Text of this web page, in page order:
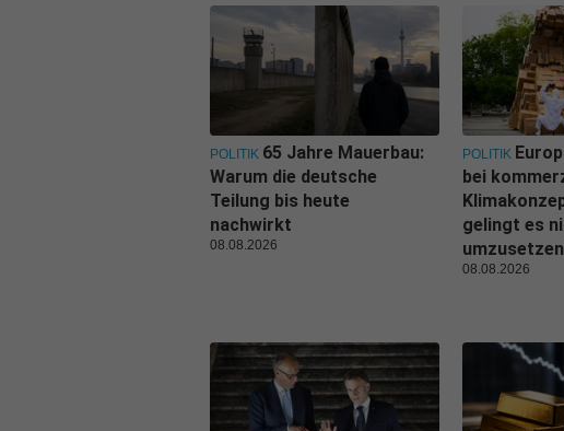
POLITIK 65 Jahre Mauerbau:
Warum die deutsche
Teilung bis heute
nachwirkt
08.08.2026
POLITIK
bei
gelingt es
08.08.2026